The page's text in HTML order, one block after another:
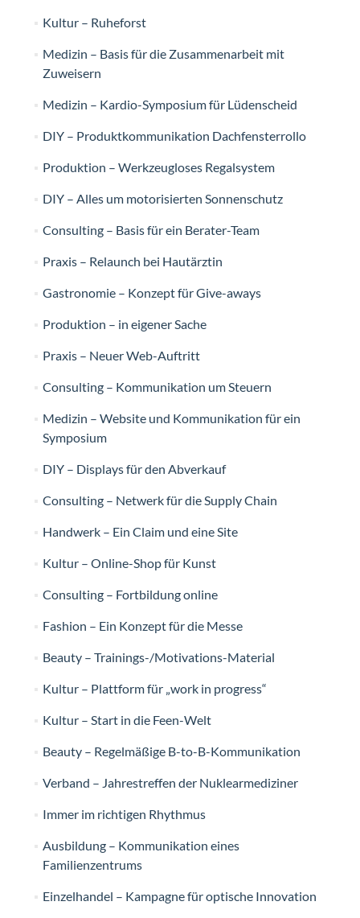
Kultur – Ruheforst
Medizin – Basis für die Zusammenarbeit mit
Zuweisern
Medizin – Kardio-Symposium für Lüdenscheid
DIY – Produktkommunikation Dachfensterrollo
Produktion – Werkzeugloses Regalsystem
DIY – Alles um motorisierten Sonnenschutz
Consulting – Basis für ein Berater-Team
Praxis – Relaunch bei Hautärztin
Gastronomie – Konzept für Give-aways
Produktion – in eigener Sache
Praxis – Neuer Web-Auftritt
Consulting – Kommunikation um Steuern
Medizin – Website und Kommunikation für ein
Symposium
DIY – Displays für den Abverkauf
Consulting – Netwerk für die Supply Chain
Handwerk – Ein Claim und eine Site
Kultur – Online-Shop für Kunst
Consulting – Fortbildung online
Fashion – Ein Konzept für die Messe
Beauty – Trainings-/Motivations-Material
Kultur – Plattform für „work in progress“
Kultur – Start in die Feen-Welt
Beauty – Regelmäßige B-to-B-Kommunikation
Verband – Jahrestreffen der Nuklearmediziner
Immer im richtigen Rhythmus
Ausbildung – Kommunikation eines
Familienzentrums
Einzelhandel – Kampagne für optische Innovation